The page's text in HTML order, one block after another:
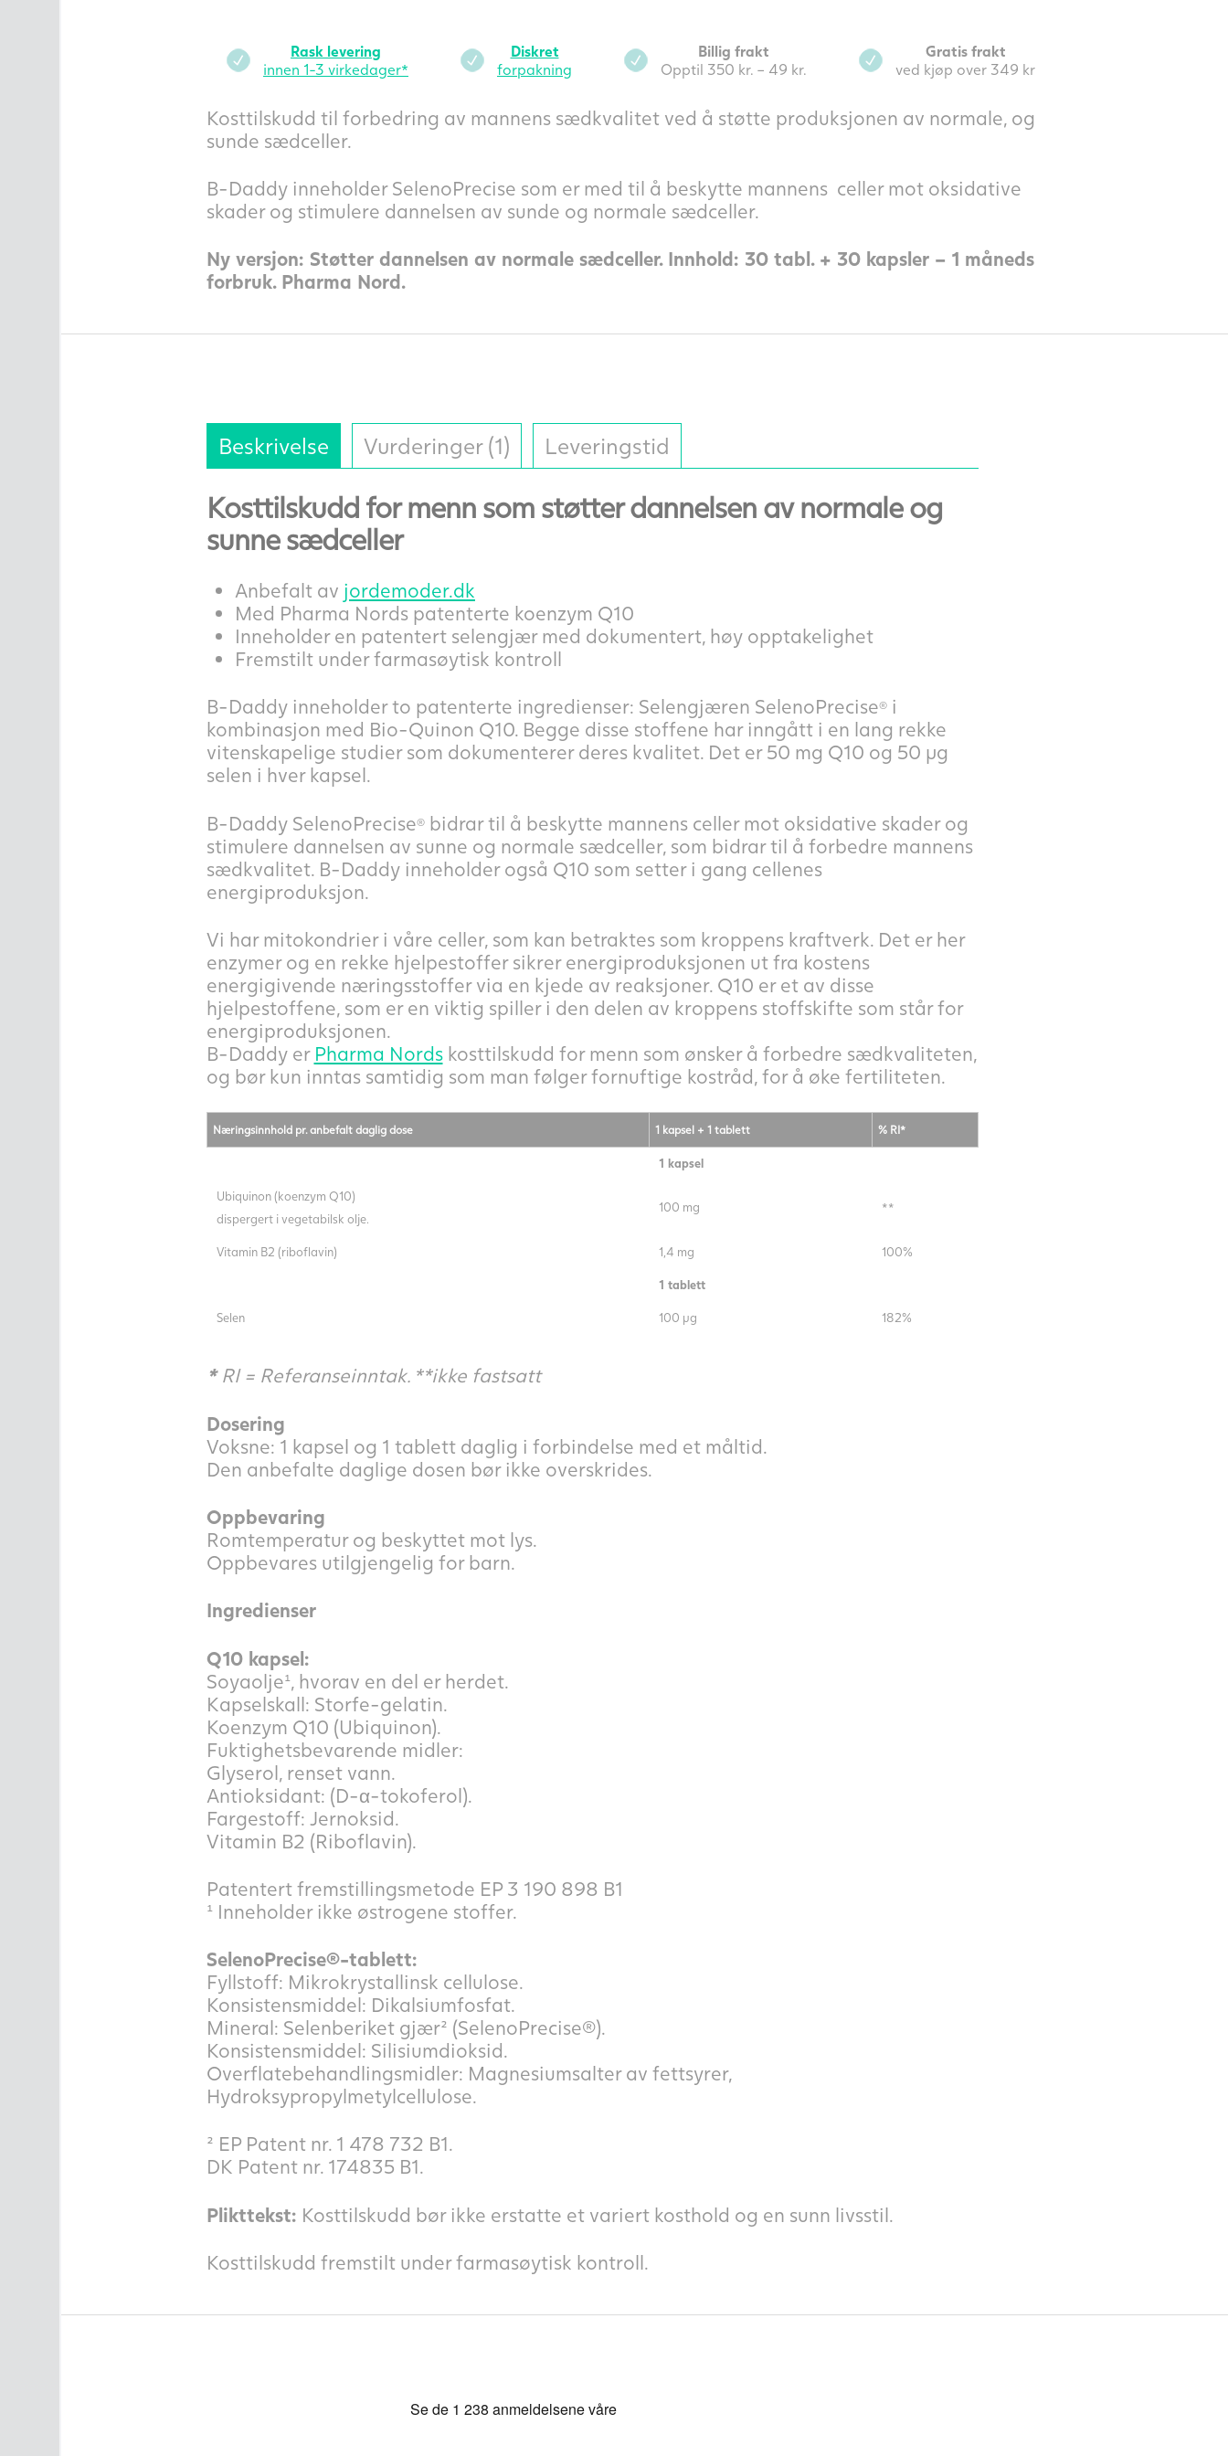
Rask levering
innen 1-3 virkedager*
Diskret
forpakning
Billig frakt
Opptil 350 kr. – 49 kr.
Gratis frakt
ved kjøp over 349 kr
Kosttilskudd til forbedring av mannens sædkvalitet ved å støtte produksjonen av normale, og
sunde sædceller.
B-Daddy inneholder SelenoPrecise som er med til å beskytte mannens celler mot oksidative
skader og stimulere dannelsen av sunde og normale sædceller.
Ny versjon: Støtter dannelsen av normale sædceller. Innhold: 30 tabl. + 30 kapsler – 1 måneds
forbruk. Pharma Nord.
Beskrivelse Vurderinger (1) Leveringstid
Kosttilskudd for menn som støtter dannelsen av normale og
sunne sædceller
Anbefalt av jordemoder.dk
Med Pharma Nords patenterte koenzym Q10
Inneholder en patentert selengjær med dokumentert, høy opptakelighet
Fremstilt under farmasøytisk kontroll
B-Daddy inneholder to patenterte ingredienser: Selengjæren SelenoPrecise®i
kombinasjon med Bio-Quinon Q10. Begge disse stoffene har inngått i en lang rekke
vitenskapelige studier som dokumenterer deres kvalitet. Det er 50 mg Q10 og 50 µg
selen i hver kapsel.
B-Daddy SelenoPrecise®bidrar til å beskytte mannens celler mot oksidative skader og
stimulere dannelsen av sunne og normale sædceller, som bidrar til å forbedre mannens
sædkvalitet. B-Daddy inneholder også Q10 som setter i gang cellenes
energiproduksjon.
Vi har mitokondrier i våre celler, som kan betraktes som kroppens kraftverk. Det er her
enzymer og en rekke hjelpestoffer sikrer energiproduksjonen ut fra kostens
energigivende næringsstoffer via en kjede av reaksjoner. Q10 er et av disse
hjelpestoffene, som er en viktig spiller i den delen av kroppens stoffskifte som står for
energiproduksjonen.
B-Daddy er Pharma Nordskosttilskudd for menn som ønsker å forbedre sædkvaliteten,
og bør kun inntas samtidig som man følger fornuftige kostråd, for å øke fertiliteten.
Næringsinnhold pr. anbefalt daglig dose 1 kapsel + 1 tablett % RI*
1 kapsel
Ubiquinon (koenzym Q10)
dispergert i vegetabilsk olje.
100 mg **
Vitamin B2 (riboflavin) 1,4 mg 100%
1 tablett
Selen 100 µg 182%
*RI = Referanseinntak. **ikke fastsatt
Dosering
Voksne: 1 kapsel og 1 tablett daglig i forbindelse med et måltid.
Den anbefalte daglige dosen bør ikke overskrides.
Oppbevaring
Romtemperatur og beskyttet mot lys.
Oppbevares utilgjengelig for barn.
Ingredienser
Q10 kapsel:
Soyaolje¹, hvorav en del er herdet.
Kapselskall: Storfe-gelatin.
Koenzym Q10 (Ubiquinon).
Fuktighetsbevarende midler:
Glyserol, renset vann.
Antioksidant: (D-α-tokoferol).
Fargestoff: Jernoksid.
Vitamin B2 (Riboflavin).
Patentert fremstillingsmetode EP 3 190 898 B1
¹ Inneholder ikke østrogene stoffer.
SelenoPrecise®-tablett:
Fyllstoff: Mikrokrystallinsk cellulose.
Konsistensmiddel: Dikalsiumfosfat.
Mineral: Selenberiket gjær² (SelenoPrecise®).
Konsistensmiddel: Silisiumdioksid.
Overflatebehandlingsmidler: Magnesiumsalter av fettsyrer,
Hydroksypropylmetylcellulose.
² EP Patent nr. 1 478 732 B1.
DK Patent nr. 174835 B1.
Plikttekst: Kosttilskudd bør ikke erstatte et variert kosthold og en sunn livsstil.
Kosttilskudd fremstilt under farmasøytisk kontroll.